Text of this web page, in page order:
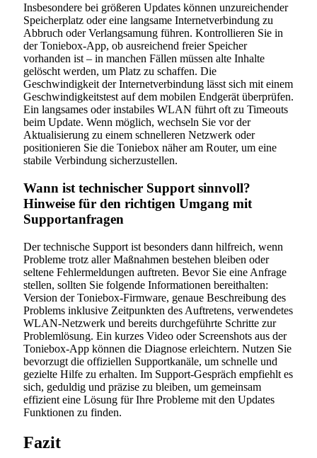
Insbesondere bei größeren Updates können unzureichender
Speicherplatz oder eine langsame Internetverbindung zu
Abbruch oder Verlangsamung führen. Kontrollieren Sie in
der Toniebox-App, ob ausreichend freier Speicher
vorhanden ist – in manchen Fällen müssen alte Inhalte
gelöscht werden, um Platz zu schaffen. Die
Geschwindigkeit der Internetverbindung lässt sich mit einem
Geschwindigkeitstest auf dem mobilen Endgerät überprüfen.
Ein langsames oder instabiles WLAN führt oft zu Timeouts
beim Update. Wenn möglich, wechseln Sie vor der
Aktualisierung zu einem schnelleren Netzwerk oder
positionieren Sie die Toniebox näher am Router, um eine
stabile Verbindung sicherzustellen.
Wann ist technischer Support sinnvoll?
Hinweise für den richtigen Umgang mit
Supportanfragen
Der technische Support ist besonders dann hilfreich, wenn
Probleme trotz aller Maßnahmen bestehen bleiben oder
seltene Fehlermeldungen auftreten. Bevor Sie eine Anfrage
stellen, sollten Sie folgende Informationen bereithalten:
Version der Toniebox-Firmware, genaue Beschreibung des
Problems inklusive Zeitpunkten des Auftretens, verwendetes
WLAN-Netzwerk und bereits durchgeführte Schritte zur
Problemlösung. Ein kurzes Video oder Screenshots aus der
Toniebox-App können die Diagnose erleichtern. Nutzen Sie
bevorzugt die offiziellen Supportkanäle, um schnelle und
gezielte Hilfe zu erhalten. Im Support-Gespräch empfiehlt es
sich, geduldig und präzise zu bleiben, um gemeinsam
effizient eine Lösung für Ihre Probleme mit den Updates
Funktionen zu finden.
Fazit